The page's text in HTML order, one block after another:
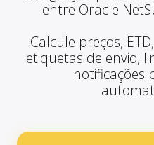
entre Oracle
Calcule preços,
etiquetas de envio,
notificações